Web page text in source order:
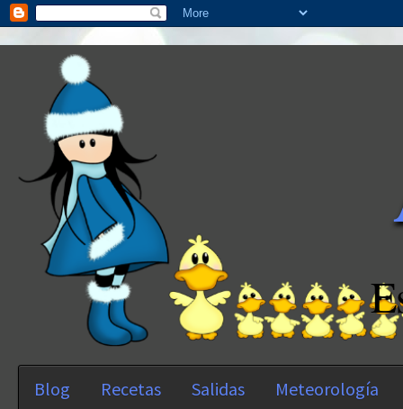
Blog Recetas Salidas Meteorología